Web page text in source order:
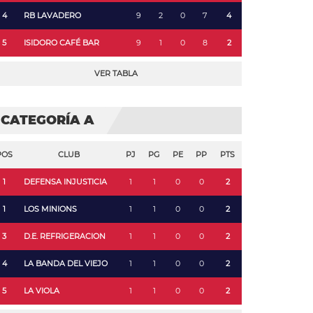
4 RB LAVADERO 9 2 0 7 4
5 ISIDORO CAFÉ BAR 9 1 0 8 2
VER TABLA
CATEGORÍA A
CLUB PJ PG PE PP PTS
1 DEFENSA INJUSTICIA 1 1 0 0 2
1 LOS MINIONS 1 1 0 0 2
3 D.E. REFRIGERACION 1 1 0 0 2
4 LA BANDA DEL VIEJO 1 1 0 0 2
5 LA VIOLA 1 1 0 0 2